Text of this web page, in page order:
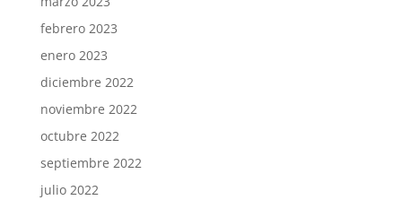
febrero 2023
enero 2023
diciembre 2022
noviembre 2022
octubre 2022
septiembre 2022
julio 2022